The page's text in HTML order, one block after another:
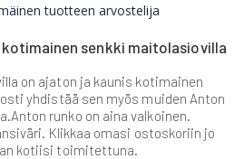
tuotteen arvostelija
senkki maitolasiovilla
on ajaton ja kaunis kotimainen
yhdistää sen myös muiden Anton
runko on aina valkoinen.
Klikkaa omasi ostoskoriin jo
kotiisi toimitettuna.